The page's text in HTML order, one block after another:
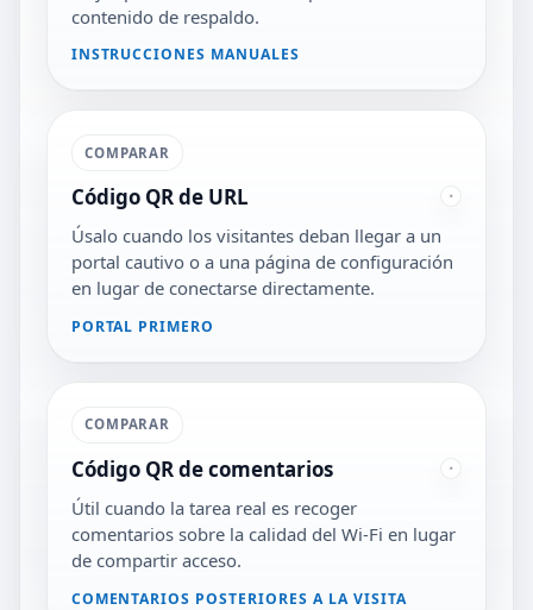
contenido de respaldo.
INSTRUCCIONES MANUALES
COMPARAR
Código QR de URL
Úsalo cuando los visitantes deban llegar a un
portal cautivo o a una página de configuración
en lugar de conectarse directamente.
PORTAL PRIMERO
COMPARAR
Código QR de comentarios
Útil cuando la tarea real es recoger
comentarios sobre la calidad del Wi‑Fi en lugar
de compartir acceso.
COMENTARIOS POSTERIORES A LA VISITA